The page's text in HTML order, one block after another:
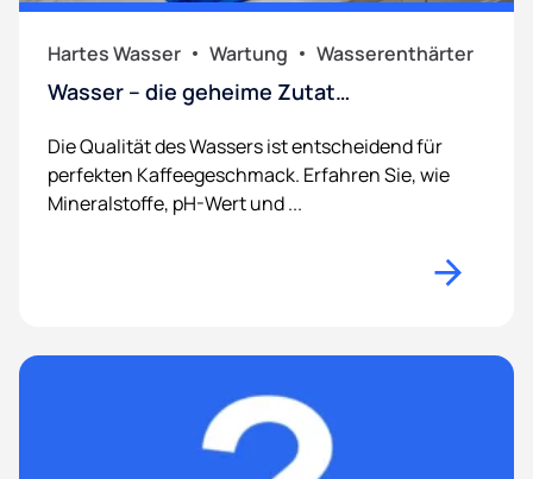
Hartes Wasser Wartung Wasserenthärter
Wasser – die geheime Zutat…
Die Qualität des Wassers ist entscheidend für
perfekten Kaffeegeschmack. Erfahren Sie, wie
Mineralstoffe, pH-Wert und ...